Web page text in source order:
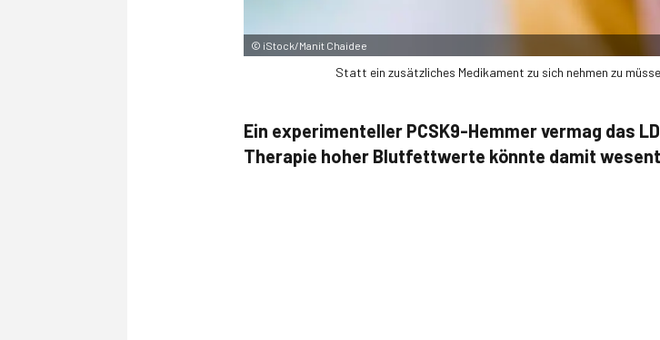
© iStock/Manit Chaidee
Statt ein zusätzliches Medikament zu sich nehmen zu
Ein experimenteller PCSK9-Hemmer vermag das
Therapie hoher Blutfettwerte könnte damit